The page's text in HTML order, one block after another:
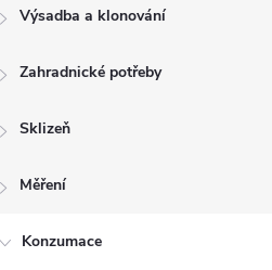
Výsadba a klonování
Zahradnické potřeby
Sklizeň
Měření
Konzumace